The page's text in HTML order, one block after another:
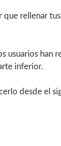
que rellenar
usuarios han
inferior.
desde el